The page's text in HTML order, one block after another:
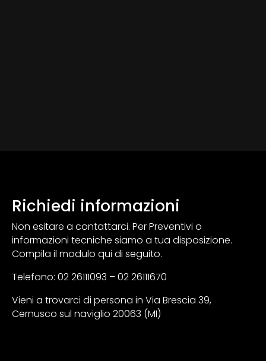
Richiedi informazioni
Non esitare a contattarci. Per Preventivi o
informazioni tecniche siamo a tua disposizione.
Compila il modulo qui di seguito.
Telefono: 02 26111093 – 02 26111670
Vieni a trovarci di persona in Via Brescia 39,
Cernusco sul naviglio 20063 (MI)